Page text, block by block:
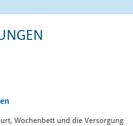
Wochenbett und die Versorgung